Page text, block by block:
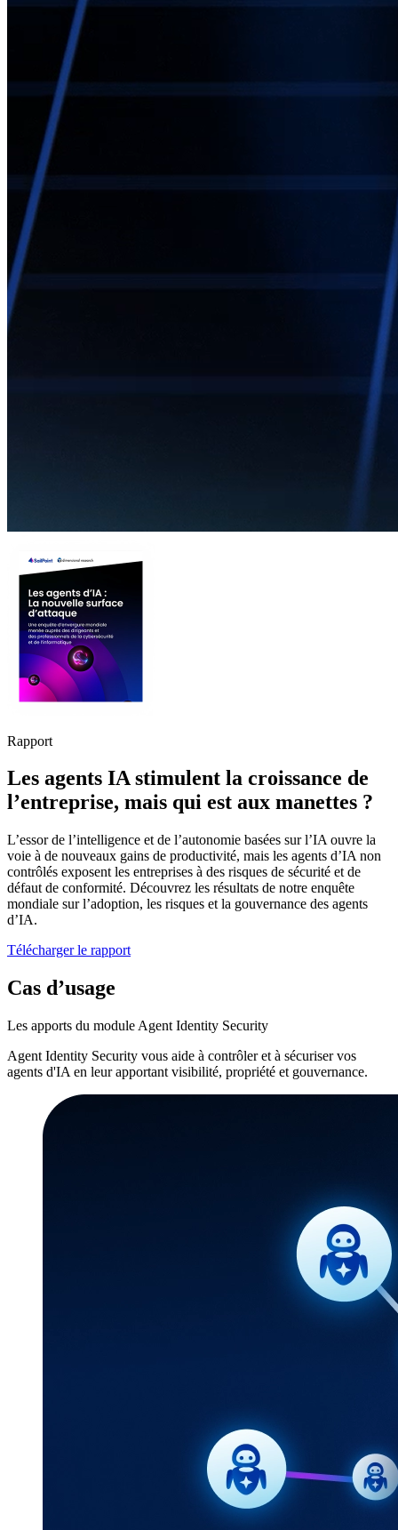
Rapport
Les agents IA stimulent la croissance de
l’entreprise, mais qui est aux manettes ?
L’essor de l’intelligence et de l’autonomie basées sur l’IA ouvre la
voie à de nouveaux gains de productivité, mais les agents d’IA non
contrôlés exposent les entreprises à des risques de sécurité et de
défaut de conformité. Découvrez les résultats de notre enquête
mondiale sur l’adoption, les risques et la gouvernance des agents
d’IA.
Télécharger le rapport
Cas d’usage
Les apports du module Agent Identity Security
Agent Identity Security vous aide à contrôler et à sécuriser vos
agents d'IA en leur apportant visibilité, propriété et gouvernance.